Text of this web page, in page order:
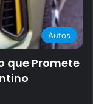
Autos
que Promete